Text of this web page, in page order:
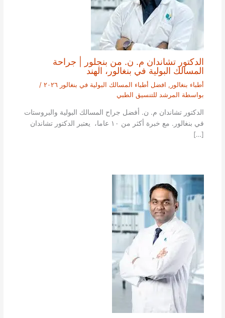
الدكتور تشاندان م. ن. من بنجلور | جراحة
المسالك البولية في بنغالور، الهند
أطباء بنغالور , افضل أطباء المسالك البولية في بنغالور ٢٠٢٦
/
بواسطة المرشد للتنسيق الطبي
الدكتور تشاندان م. ن. أفضل جراح المسالك البولية والبروستات
في بنغالور. مع خبرة أكثر من ١٠ عاما، يعتبر الدكتور تشاندان
[…]